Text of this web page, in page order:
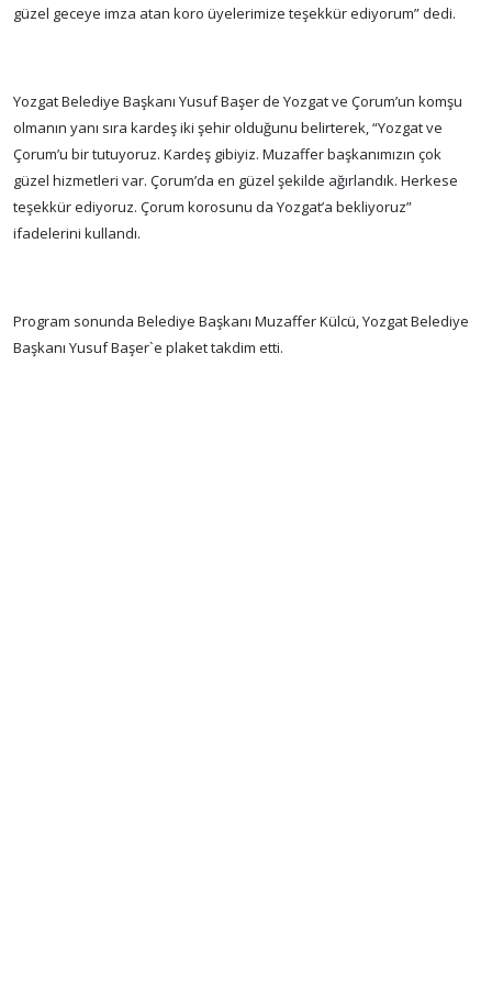
güzel geceye imza atan koro üyelerimize teşekkür ediyorum” dedi.
Yozgat Belediye Başkanı Yusuf Başer de Yozgat ve Çorum’un komşu
olmanın yanı sıra kardeş iki şehir olduğunu belirterek, “Yozgat ve
Çorum’u bir tutuyoruz. Kardeş gibiyiz. Muzaffer başkanımızın çok
güzel hizmetleri var. Çorum’da en güzel şekilde ağırlandık. Herkese
teşekkür ediyoruz. Çorum korosunu da Yozgat’a bekliyoruz”
ifadelerini kullandı.
Program sonunda Belediye Başkanı Muzaffer Külcü, Yozgat Belediye
Başkanı Yusuf Başer`e plaket takdim etti.